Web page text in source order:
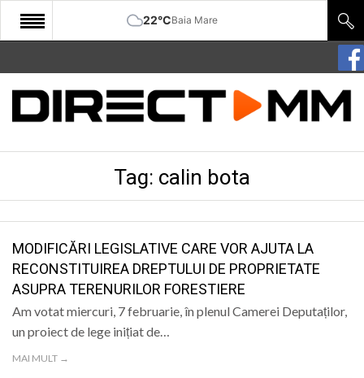
22°CBaia Mare
START
COMUNITATE
SANATATE
SPORT
SPECIAL
POLITIC
Tag: calin bota
MODIFICĂRI LEGISLATIVE CARE VOR AJUTA LA
RECONSTITUIREA DREPTULUI DE PROPRIETATE
ASUPRA TERENURILOR FORESTIERE
Am votat miercuri, 7 februarie, în plenul Camerei Deputaților,
un proiect de lege inițiat de…
MAI MULT →